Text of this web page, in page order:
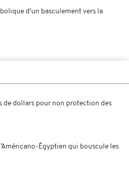
d'un basculement vers la
de dollars pour non protection des
Égyptien qui bouscule les